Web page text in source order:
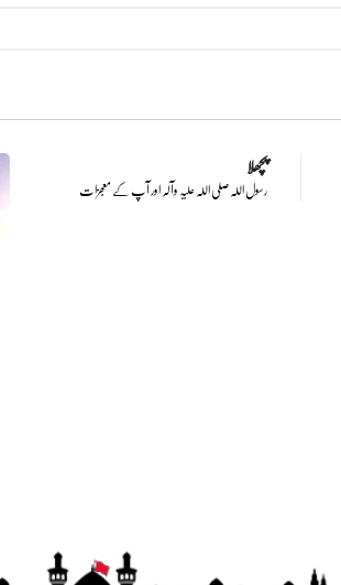
پچھلا
رسول اللہ صلی اللہ علیہ وآلہ اور آپ کے معجزات